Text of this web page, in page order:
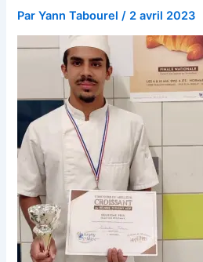
ParYann Tabourel/ 2 avril 2023